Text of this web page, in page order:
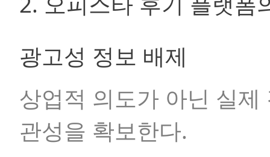
광고성 정보 배제
상업적 의도가 아닌 실
관성을 확보한다.